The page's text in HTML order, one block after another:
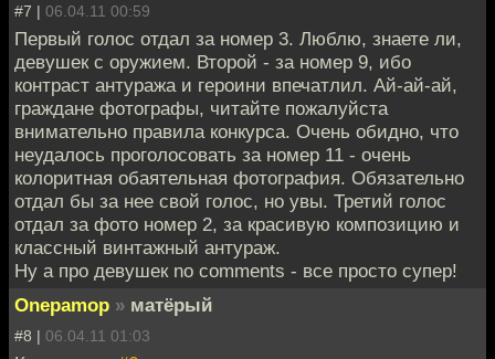
#7 | 06.04.11 00:59
Первый голос отдал за номер 3. Люблю, знаете ли,
девушек с оружием. Второй - за номер 9, ибо
контраст антуража и героини впечатлил. Ай-ай-ай,
граждане фотографы, читайте пожалуйста
внимательно правила конкурса. Очень обидно, что
неудалось проголосовать за номер 11 - очень
колоритная обаятельная фотография. Обязательно
отдал бы за нее свой голос, но увы. Третий голос
отдал за фото номер 2, за красивую композицию и
классный винтажный антураж.
Ну а про девушек no comments - все просто супер!
Onepamop » матёрый
#8 | 06.04.11 01:03